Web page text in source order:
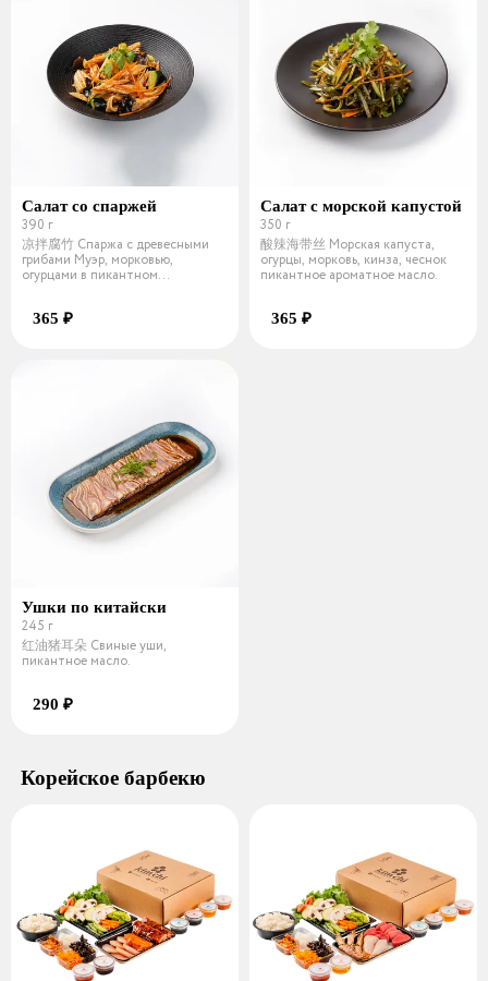
Салат со спаржей
390 г
凉拌腐竹 Спаржа с древесными
грибами Муэр, морковью,
огурцами в пикантном
365 ₽
Салат с морской капустой
350 г
酸辣海带丝 Морская капуста,
огурцы, морковь, кинза, чеснок
пикантное ароматное масло.
365 ₽
Ушки по китайски
245 г
红油猪耳朵 Свиные уши,
пикантное масло.
290 ₽
Корейское барбекю